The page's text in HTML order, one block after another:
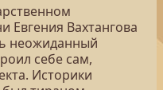
Евгения Вахтангова
неожиданный
себе сам,
Историки